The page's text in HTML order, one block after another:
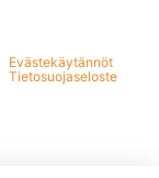
Evästekäytännöt
Tietosuojaseloste